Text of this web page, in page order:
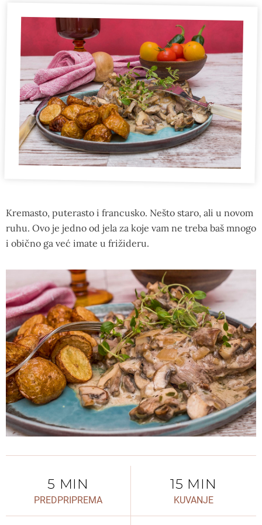
Kremasto, puterasto i francusko. Nešto staro, ali u novom
ruhu. Ovo je jedno od jela za koje vam ne treba baš mnogo
i obično ga već imate u frižideru.
5 MIN
PREDPRIPREMA
15 MIN
KUVANJE